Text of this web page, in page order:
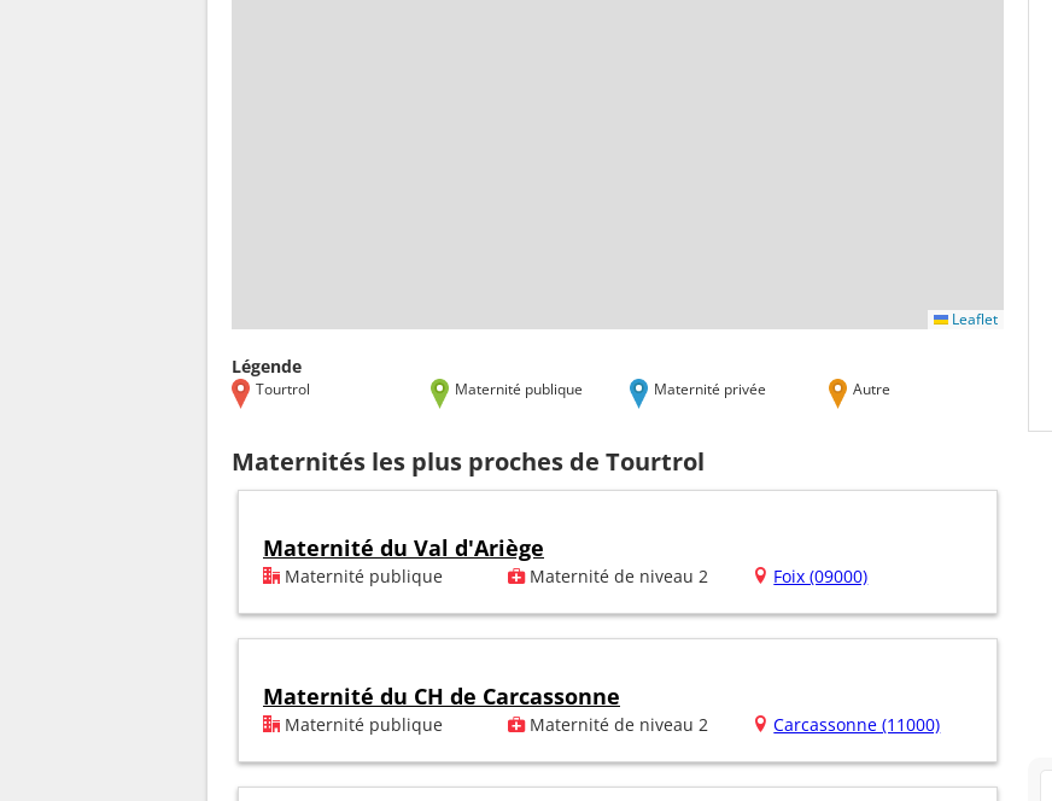
Leaflet
Légende
Tourtrol Maternité publique Maternité privée Autre
Maternités les plus proches de Tourtrol
Maternité du Val d'Ariège
Maternité publique Maternité de niveau 2 Foix (09000)
Maternité du CH de Carcassonne
Maternité publique Maternité de niveau 2 Carcassonne (11000)